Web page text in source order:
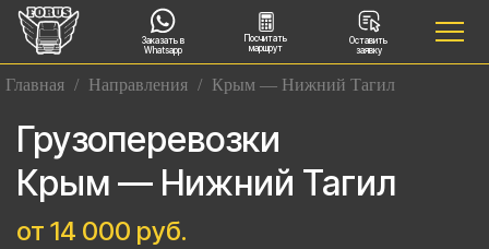
Заказать в
Whatsapp
Посчитать
маршрут
Оставить
заявку
Главная / Направления / Крым — Нижний Тагил
Грузоперевозки
Крым — Нижний Тагил
от 14 000 руб.